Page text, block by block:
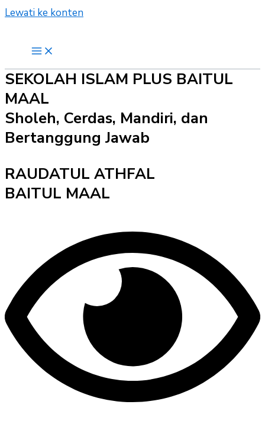
Lewati ke konten
SEKOLAH ISLAM PLUS BAITUL
MAAL
Sholeh, Cerdas, Mandiri, dan
Bertanggung Jawab
RAUDATUL ATHFAL
BAITUL MAAL